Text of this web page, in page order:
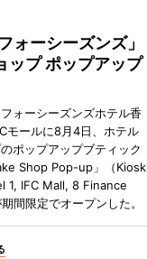
ォーシーズンズ」
ップ ポップアップ
ォーシーズンズホテル香
モールに8月4日、ホテル
ポップアップブティック
Shop Pop-up」（Kiosk
1, IFC Mall, 8 Finance
間限定でオープンした。